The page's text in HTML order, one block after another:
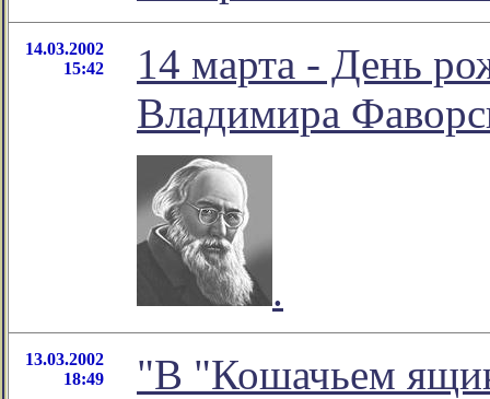
14.03.2002
15:42
14 марта - День
Владимира
.
13.03.2002
18:49
"В "Кошачьем